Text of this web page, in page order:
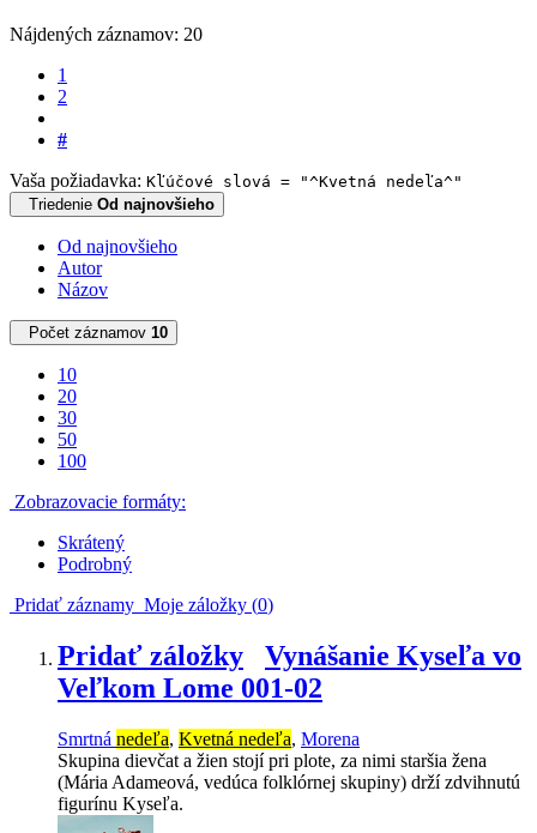
Nájdených záznamov: 20
1
2
#
Vaša požiadavka: Kľúčové slová = "^Kvetná nedeľa^"
Triedenie Od najnovšieho
Od najnovšieho
Autor
Názov
Počet záznamov 10
10
20
30
50
100
Zobrazovacie formáty:
Skrátený
Podrobný
Pridať záznamy Moje záložky (0)
Pridať záložky
Vynášanie Kyseľa vo
Veľkom Lome 001-02
Smrtná nedeľa, Kvetná nedeľa, Morena
Skupina dievčat a žien stojí pri plote, za nimi staršia žena
(Mária Adameová, vedúca folklórnej skupiny) drží zdvihnutú
figurínu Kyseľa.